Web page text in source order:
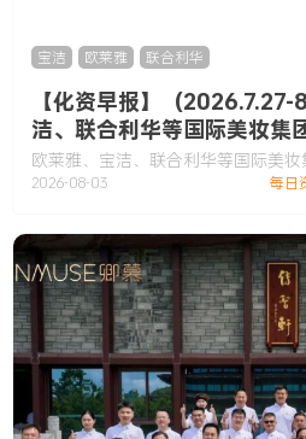
宝洁 欧莱雅 联合利华
【化资早报】（
洁、联合利华等国际美妆集
欧莱雅、宝洁、联合利华等国际美
2026-08-03 每日